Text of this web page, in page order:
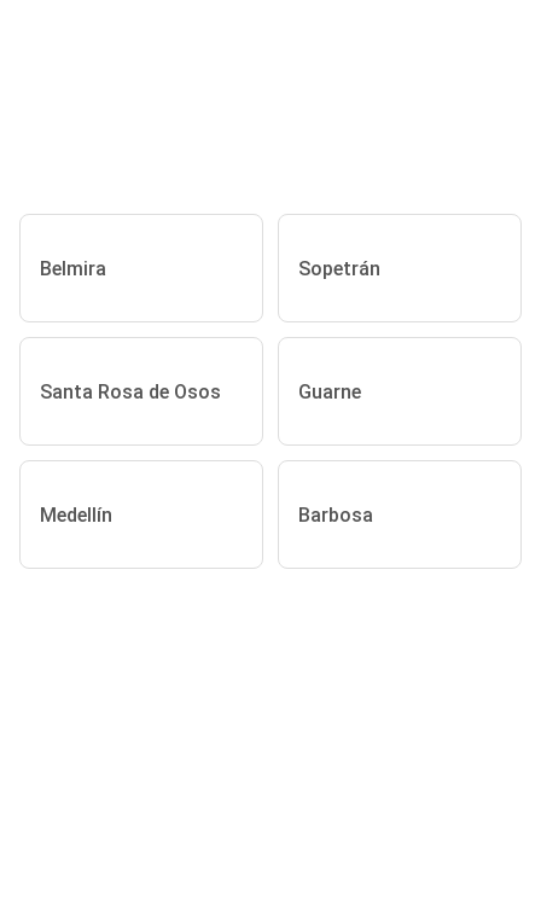
Belmira Sopetrán
Santa Rosa de Osos Guarne
Medellín Barbosa